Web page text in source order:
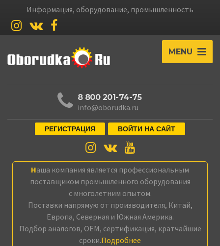
Информация, оборудование, промышленность
MENU
8 800 201-74-75
info@oborudka.ru
РЕГИСТРАЦИЯ ВОЙТИ НА САЙТ
Наша компания является профессиональным
поставщиком промышленного оборудования
с многолетним опытом.
Поставки напрямую от производителя, Китай,
Европа, Северная и Южная Америка.
Подбор аналогов, OEM, сертификация, кратчайшие
сроки.Подробнее